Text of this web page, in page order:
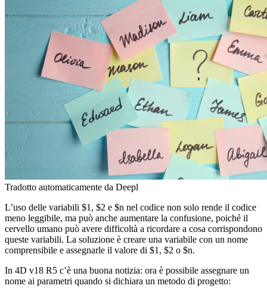
Tradotto automaticamente da Deepl
L’uso delle variabili $1, $2 e $n nel codice non solo rende il codice
meno leggibile, ma può anche aumentare la confusione, poiché il
cervello umano può avere difficoltà a ricordare a cosa corrispondono
queste variabili. La soluzione è creare una variabile con un nome
comprensibile e assegnarle il valore di $1, $2 o $n.
In 4D v18 R5 c’è una buona notizia: ora è possibile assegnare un
nome ai parametri quando si dichiara un metodo di progetto: